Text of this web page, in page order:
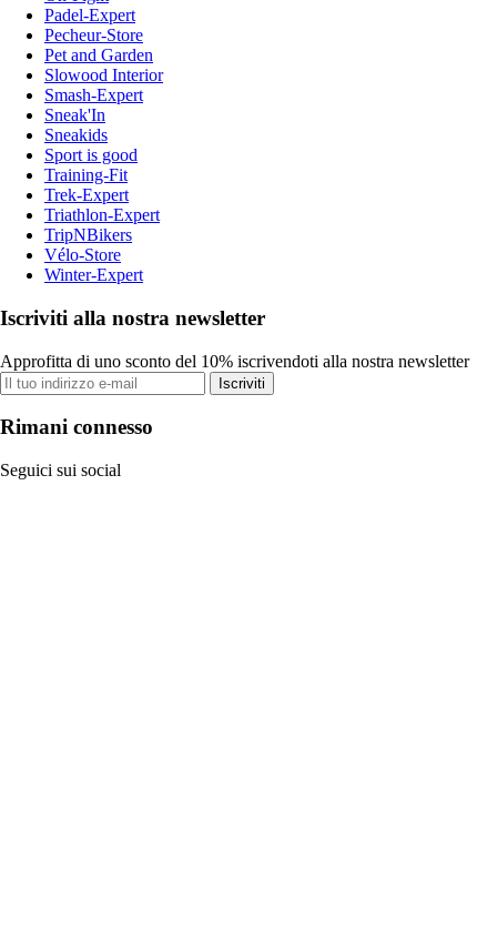
Padel-Expert
Pecheur-Store
Pet and Garden
Slowood Interior
Smash-Expert
Sneak'In
Sneakids
Sport is good
Training-Fit
Trek-Expert
Triathlon-Expert
TripNBikers
Vélo-Store
Winter-Expert
Iscriviti alla nostra newsletter
Approfitta di uno sconto del 10% iscrivendoti alla nostra newsletter
Iscriviti
Rimani connesso
Seguici sui social